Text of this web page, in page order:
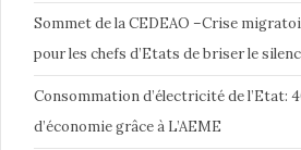
Sommet de la CEDEAO –Crise
pour les chefs d’Etats de briser le
Consommation d’électricité de l’Etat:
d’économie grâce à L’AEME